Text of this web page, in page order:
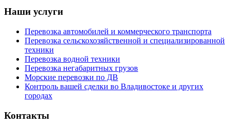
Наши услуги
Перевозка автомобилей и коммерческого транспорта
Перевозка сельскохозяйственной и специализированной
техники
Перевозка водной техники
Перевозка негабаритных грузов
Морские перевозки по ДВ
Контроль вашей сделки во Владивостоке и других
городах
Контакты